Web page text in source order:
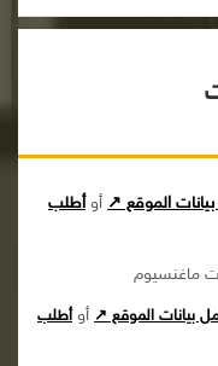
الموقع ↗ أوأطلب
ماغنسيوم
بيانات الموقع ↗ أوأطلب